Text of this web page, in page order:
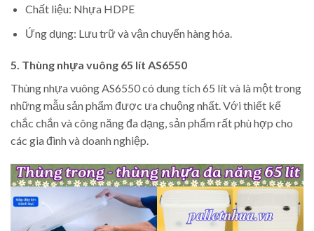
Chất liệu: Nhựa HDPE
Ứng dụng: Lưu trữ và vận chuyển hàng hóa.
5. Thùng nhựa vuông 65 lít AS6550
Thùng nhựa vuông AS6550 có dung tích 65 lít và là một trong
những mẫu sản phẩm được ưa chuộng nhất. Với thiết kế
chắc chắn và công năng đa dạng, sản phẩm rất phù hợp cho
các gia đình và doanh nghiệp.